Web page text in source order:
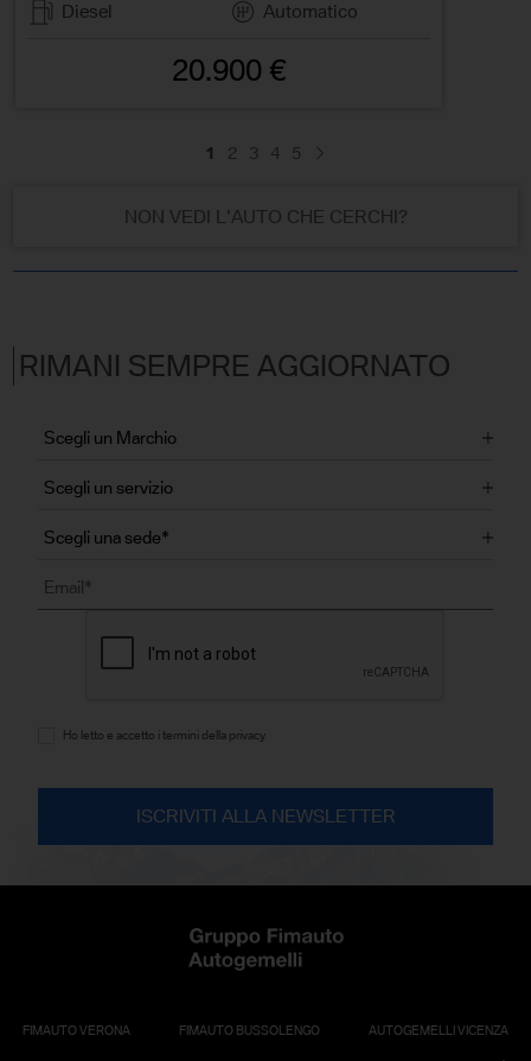
Diesel
Automatico
20.900 €
1 2 3 4 5
NON VEDI L'AUTO CHE CERCHI?
RIMANI SEMPRE AGGIORNATO
Ho letto e accetto i termini della privacy
FIMAUTO VERONA FIMAUTO BUSSOLENGO AUTOGEMELLI VICENZA